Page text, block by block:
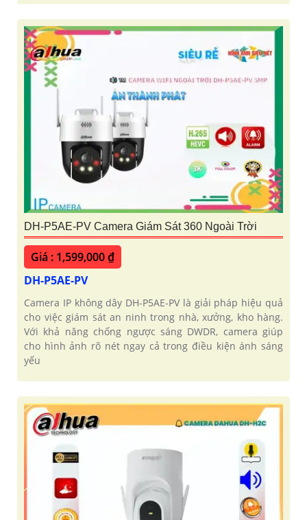
DH-P5AE-PV Camera Giám Sát 360 Ngoài Trời
Giá : 1,599,000 ₫
DH-P5AE-PV
Camera IP không dây DH-P5AE-PV là giải pháp hiệu quả
cho việc giám sát an ninh trong nhà, xưởng, kho hàng.
Với khả năng chống ngược sáng DWDR, camera giúp
cho hình ảnh rõ nét ngay cả trong điều kiện ánh sáng
yếu